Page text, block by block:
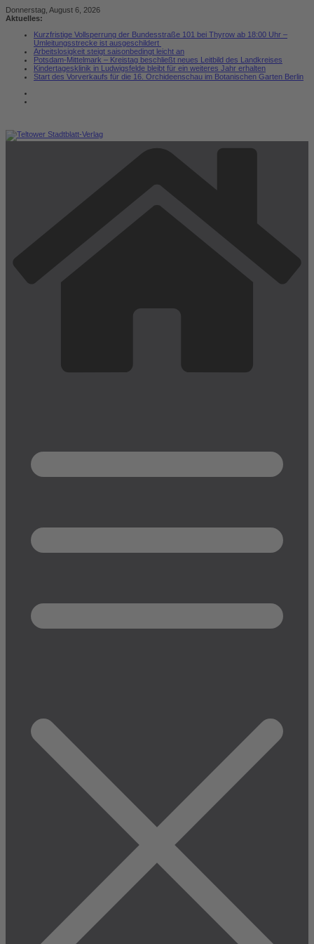
Zum
Inhalt
Donnerstag, August 6, 2026
Aktuelles:
Kurzfristige Vollsperrung der Bundesstraße 101 bei Thyrow ab 18:00 Uhr –
Umleitungsstrecke ist ausgeschildert
Arbeitslosigkeit steigt saisonbedingt leicht an
Potsdam-Mittelmark – Kreistag beschließt neues Leitbild des Landkreises
Kindertagesklinik in Ludwigsfelde bleibt für ein weiteres Jahr erhalten
Start des Vorverkaufs für die 16. Orchideenschau im Botanischen Garten Berlin